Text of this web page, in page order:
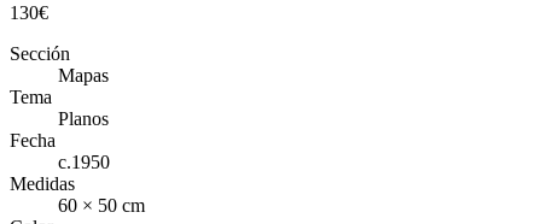
130€
Sección
Mapas
Tema
Planos
Fecha
c.1950
Medidas
60 × 50 cm